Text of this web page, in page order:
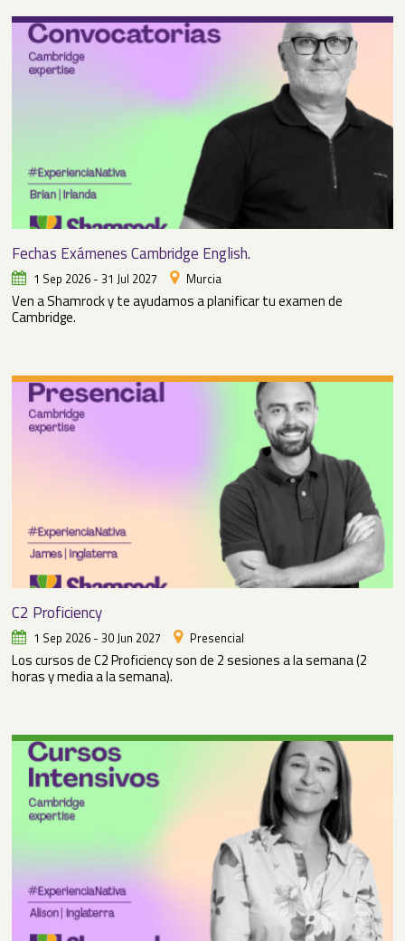
Fechas Exámenes Cambridge English.
1 Sep 2026 - 31 Jul 2027 Murcia
Ven a Shamrock y te ayudamos a planificar tu examen de
Cambridge.
C2 Proficiency
1 Sep 2026 - 30 Jun 2027 Presencial
Los cursos de C2 Proficiency son de 2 sesiones a la semana (2
horas y media a la semana).